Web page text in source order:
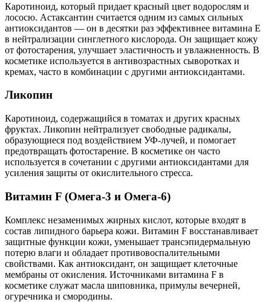
Каротиноид, который придает красный цвет водорослям и
лососю. Астаксантин считается одним из самых сильных
антиоксидантов — он в десятки раз эффективнее витамина E
в нейтрализации синглетного кислорода. Он защищает кожу
от фотостарения, улучшает эластичность и увлажненность. В
косметике используется в антивозрастных сыворотках и
кремах, часто в комбинации с другими антиоксидантами.
Ликопин
Каротиноид, содержащийся в томатах и других красных
фруктах. Ликопин нейтрализует свободные радикалы,
образующиеся под воздействием УФ-лучей, и помогает
предотвращать фотостарение. В косметике он часто
используется в сочетании с другими антиоксидантами для
усиления защиты от окислительного стресса.
Витамин F (Омега-3 и Омега-6)
Комплекс незаменимых жирных кислот, которые входят в
состав липидного барьера кожи. Витамин F восстанавливает
защитные функции кожи, уменьшает трансэпидермальную
потерю влаги и обладает противовоспалительными
свойствами. Как антиоксидант, он защищает клеточные
мембраны от окисления. Источниками витамина F в
косметике служат масла шиповника, примулы вечерней,
огуречника и смородины.